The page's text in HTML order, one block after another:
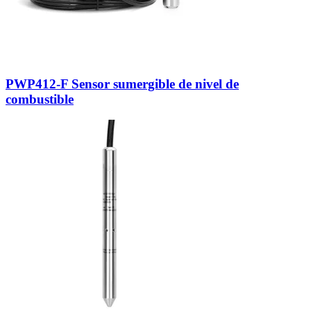
PWP412-F Sensor sumergible de nivel de
combustible